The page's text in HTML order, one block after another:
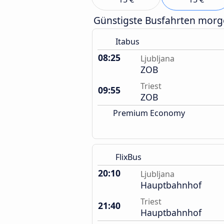
Günstigste Busfahrten
Itabus
08:25 Ljubljana
ZOB
09:55
Triest
ZOB
Premium Economy
FlixBus
20:10 Ljubljana
Hauptbahnhof
21:40
Triest
Hauptbahnhof